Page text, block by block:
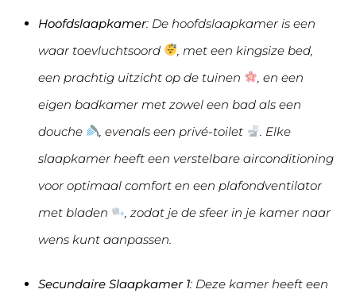
Hoofdslaapkamer: De hoofdslaapkamer is een
waar toevluchtsoord
, met een kingsize bed,
een prachtig uitzicht op de tuinen
, en een
eigen badkamer met zowel een bad als een
douche
, evenals een privé-toilet
. Elke
slaapkamer heeft een verstelbare airconditioning
voor optimaal comfort en een plafondventilator
met bladen
, zodat je de sfeer in je kamer naar
wens kunt aanpassen.
Secundaire Slaapkamer 1: Deze kamer heeft een